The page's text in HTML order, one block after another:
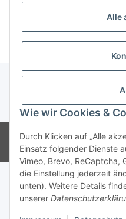
Alle
Wie wir Cookies &
Durch Klicken auf „Alle
Einsatz folgender Dienste
Vimeo, Brevo, ReCaptcha,
die Einstellung jederzeit
unten). Weitere Details
unserer
* Alle Preise inkl. gesetzlicher USt.,
© CMD